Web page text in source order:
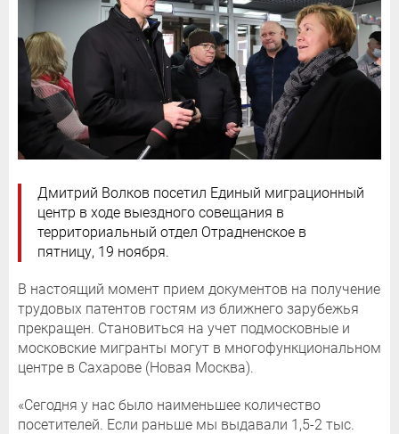
Дмитрий Волков посетил Единый миграционный
центр в ходе выездного совещания в
территориальный отдел Отрадненское в
пятницу, 19 ноября.
В настоящий момент прием документов на получение
трудовых патентов гостям из ближнего зарубежья
прекращен. Становиться на учет подмосковные и
московские мигранты могут в многофункциональном
центре в Сахарове (Новая Москва).
«Сегодня у нас было наименьшее количество
посетителей. Если раньше мы выдавали 1,5-2 тыс.